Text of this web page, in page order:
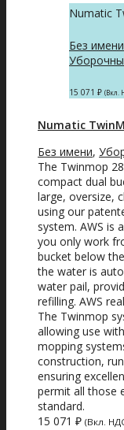
Numatic
Без имени
15 071 ₽ (Вкл.
Numatic
Без имени,
The Twinmop
compact dual
large, oversize,
using our
system. AWS is
you only work
bucket below
the water is
water pail,
refilling. AWS
The Twinmop
allowing use
mopping
construction,
ensuring
permit all those
standard.
15 071 ₽ (Вкл.